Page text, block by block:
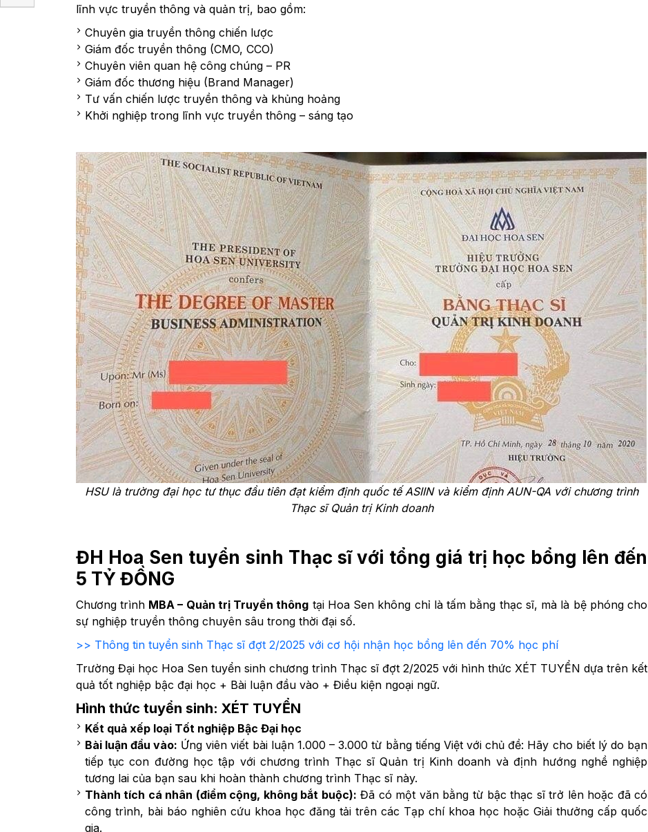
lĩnh vực truyền thông và quản trị, bao gồm:
Chuyên gia truyền thông chiến lược
Giám đốc truyền thông (CMO, CCO)
Chuyên viên quan hệ công chúng – PR
Giám đốc thương hiệu (Brand Manager)
Tư vấn chiến lược truyền thông và khủng hoảng
Khởi nghiệp trong lĩnh vực truyền thông – sáng tạo
HSU là trường đại học tư thục đầu tiên đạt kiểm định quốc tế ASIIN và kiểm định AUN-QA với chương trình
Thạc sĩ Quản trị Kinh doanh
ĐH Hoa Sen tuyển sinh Thạc sĩ với tổng giá trị học bổng lên đến
5 TỶ ĐỒNG
Chương trình MBA – Quản trị Truyền thông tại Hoa Sen không chỉ là tấm bằng thạc sĩ, mà là bệ phóng cho
sự nghiệp truyền thông chuyên sâu trong thời đại số.
>> Thông tin tuyển sinh Thạc sĩ đợt 2/2025 với cơ hội nhận học bổng lên đến 70% học phí
Trường Đại học Hoa Sen tuyển sinh chương trình Thạc sĩ đợt 2/2025 với hình thức XÉT TUYỂN dựa trên kết
quả tốt nghiệp bậc đại học + Bài luận đầu vào + Điều kiện ngoại ngữ.
Hình thức tuyển sinh: XÉT TUYỂN
Kết quả xếp loại Tốt nghiệp Bậc Đại học
Bài luận đầu vào: Ứng viên viết bài luận 1.000 – 3.000 từ bằng tiếng Việt với chủ đề: Hãy cho biết lý do bạn
tiếp tục con đường học tập với chương trình Thạc sĩ Quản trị Kinh doanh và định hướng nghề nghiệp
tương lai của bạn sau khi hoàn thành chương trình Thạc sĩ này.
Thành tích cá nhân (điểm cộng, không bắt buộc): Đã có một văn bằng từ bậc thạc sĩ trở lên hoặc đã có
công trình, bài báo nghiên cứu khoa học đăng tải trên các Tạp chí khoa học hoặc Giải thưởng cấp quốc
gia.